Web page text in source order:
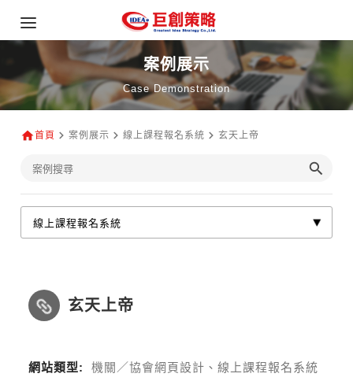
案例展示
Case Demonstration
首頁 案例展示 線上課程報名系統 玄天上帝
玄天上帝
網站類型: 機關／協會網頁設計、線上課程報名系統